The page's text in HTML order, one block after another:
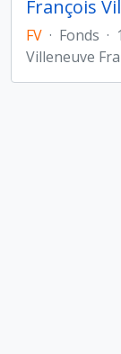
FV · Fonds ·
Villeneuve